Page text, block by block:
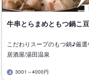
牛串とらまめともつ鍋こ
こだわりスープのもつ鍋♪厳
居酒屋/湯田温泉
3001～4000円